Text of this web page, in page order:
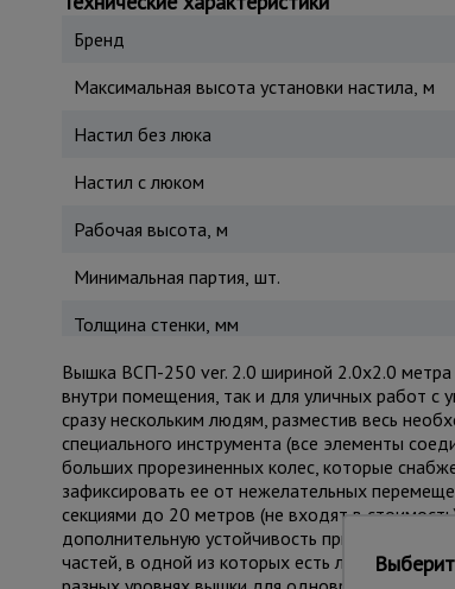
Бренд
Максимальная высота установки настила, м
Настил без люка
Настил с люком
Рабочая высота, м
Минимальная партия, шт.
Толщина стенки, мм
Вышка ВСП-250 ver. 2.0 шириной 2.0х2.0 метра
внутри помещения, так и для уличных работ
сразу нескольким людям, разместив весь
специального инструмента (все элементы
больших прорезиненных колес, которые
зафиксировать ее от нежелательных
секциями до 20 метров (не входят в
дополнительную устойчивость при резких
частей, в одной из которых есть люк для